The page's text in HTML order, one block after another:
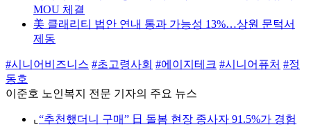
MOU 체결
美 클래리티 법안 연내 통과 가능성 13%…상원 문턱서
제동
#시니어비즈니스 #초고령사회 #에이지테크 #시니어퓨처 #정
동호
이준호 노인복지 전문 기자의 주요 뉴스
⌞ “추천했더니 구매” 日 돌봄 현장 종사자 91.5%가 경험